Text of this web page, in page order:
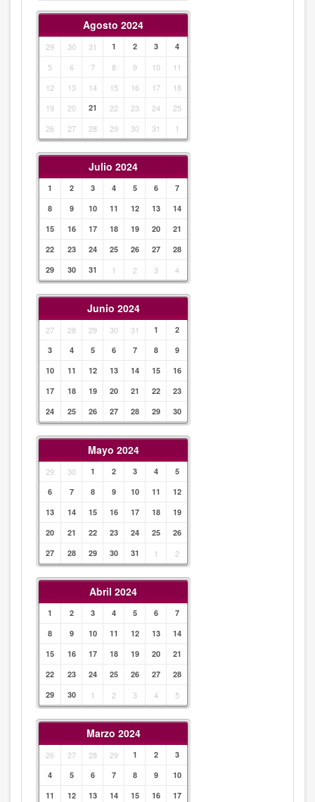
Agosto 2024
29 30 31 1 2 3 4
5 6 7 8 9 10
11
12
13 14 15 16 17
18
19
20 21 22 23 24
25
26
27 28 29 30 31 1
Julio 2024
1 2 3 4 5 6
7
8
9 10 11 12 13
14
15
16 17 18 19 20
21
22
23 24 25 26 27
28
29
30 31 1 2 3 4
Junio 2024
27 28 29 30 31 1
2
3
4 5 6 7 8
9
10
11 12 13 14 15
16
17
18 19 20 21 22
23
24
25 26 27 28 29 30
Mayo 2024
29 30 1 2 3 4
5
6
7 8 9 10 11
12
13
14 15 16 17 18
19
20
21 22 23 24 25
26
27
28 29 30 31 1 2
Abril 2024
1 2 3 4 5 6
7
8
9 10 11 12 13
14
15
16 17 18 19 20
21
22
23 24 25 26 27
28
29
30 1 2 3 4 5
Marzo 2024
26 27 28 29 1 2
3
4
5 6 7 8 9
10
11
12 13 14 15 16
17